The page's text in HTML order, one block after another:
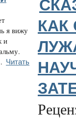
я вижу
и
Читать
КАК